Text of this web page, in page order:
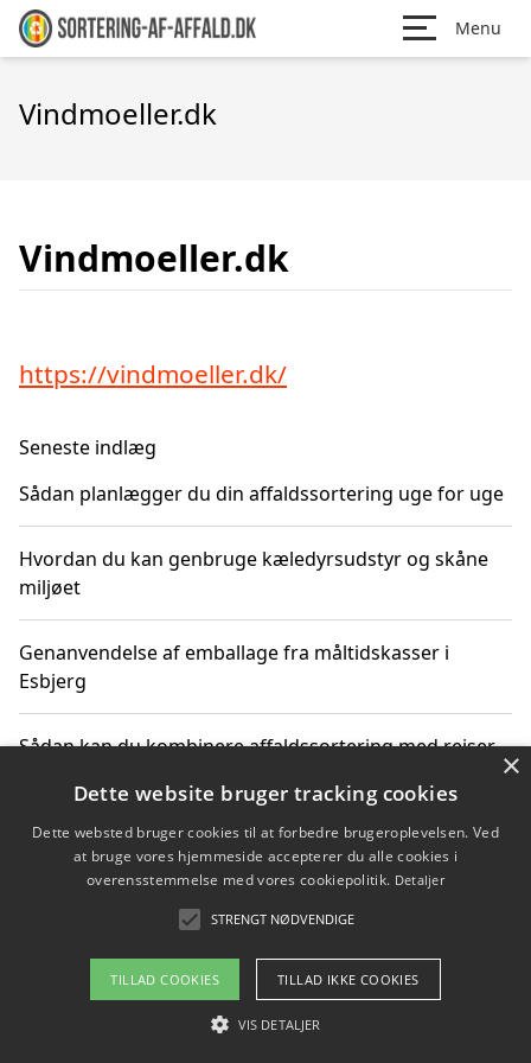
Menu
Vindmoeller.dk
Vindmoeller.dk
https://vindmoeller.dk/
Seneste indlæg
Sådan planlægger du din affaldssortering uge for uge
Hvordan du kan genbruge kæledyrsudstyr og skåne
miljøet
Genanvendelse af emballage fra måltidskasser i
Esbjerg
Sådan kan du kombinere affaldssortering med rejser
Hvordan affaldssortering kan bidrage til co2 reduktion
Om / kontakt
Blog Betingelser
×
Dette website bruger tracking cookies
Dette websted bruger cookies til at forbedre brugeroplevelsen. Ved
at bruge vores hjemmeside accepterer du alle cookies i
overensstemmelse med vores cookiepolitik. Detaljer
STRENGT NØDVENDIGE
TILLAD COOKIES TILLAD IKKE COOKIES
VIS DETALJER